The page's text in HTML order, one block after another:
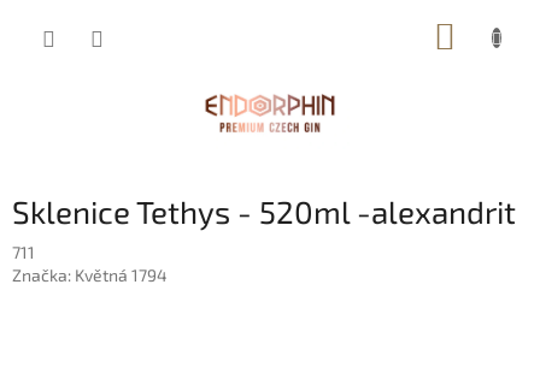
Sklenice Tethys - 520ml -alexandrit
711
Značka: Květná 1794